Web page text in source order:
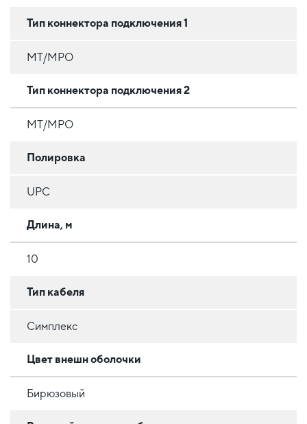
Тип коннектора подключения 1
MT/MPO
Тип коннектора подключения 2
MT/MPO
Полировка
UPC
Длина, м
10
Тип кабеля
Симплекс
Цвет внешн оболочки
Бирюзовый